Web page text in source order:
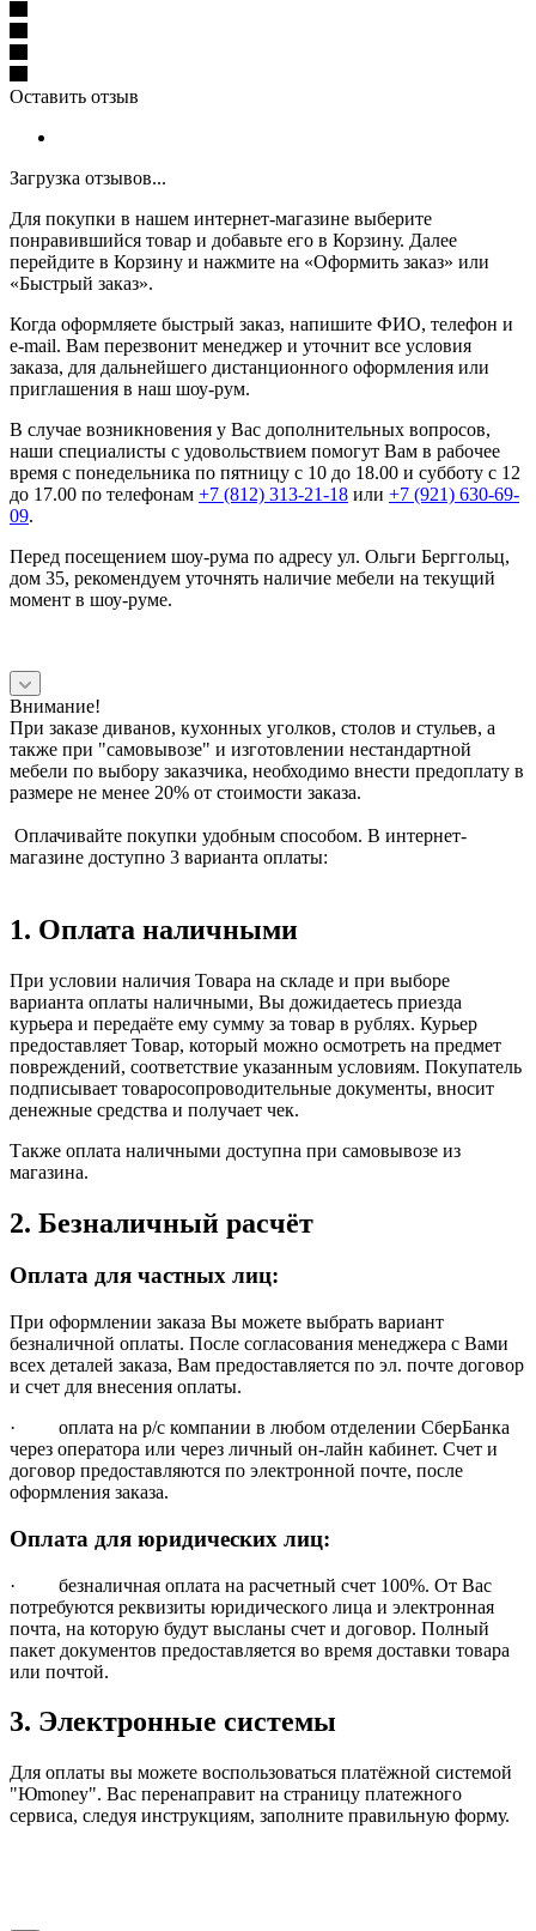
Оставить отзыв
Загрузка отзывов...
Для покупки в нашем интернет-магазине выберите
понравившийся товар и добавьте его в Корзину. Далее
перейдите в Корзину и нажмите на «Оформить заказ» или
«Быстрый заказ».
Когда оформляете быстрый заказ, напишите ФИО, телефон и
e-mail. Вам перезвонит менеджер и уточнит все условия
заказа, для дальнейшего дистанционного оформления или
приглашения в наш шоу-рум.
В случае возникновения у Вас дополнительных вопросов,
наши специалисты с удовольствием помогут Вам в рабочее
время с понедельника по пятницу с 10 до 18.00 и субботу с 12
до 17.00 по телефонам +7 (812) 313-21-18 или +7 (921) 630-69-
09.
Перед посещением шоу-рума по адресу ул. Ольги Берггольц,
дом 35, рекомендуем уточнять наличие мебели на текущий
момент в шоу-руме.
Внимание!
При заказе диванов, кухонных уголков, столов и стульев, а
также при "самовывозе" и изготовлении нестандартной
мебели по выбору заказчика, необходимо внести предоплату в
размере не менее 20% от стоимости заказа.
Оплачивайте покупки удобным способом. В интернет-
магазине доступно 3 варианта оплаты:
1. Оплата наличными
При условии наличия Товара на складе и при выборе
варианта оплаты наличными, Вы дожидаетесь приезда
курьера и передаёте ему сумму за товар в рублях. Курьер
предоставляет Товар, который можно осмотреть на предмет
повреждений, соответствие указанным условиям. Покупатель
подписывает товаросопроводительные документы, вносит
денежные средства и получает чек.
Также оплата наличными доступна при самовывозе из
магазина.
2. Безналичный расчёт
Оплата для частных лиц:
При оформлении заказа Вы можете выбрать вариант
безналичной оплаты. После согласования менеджера с Вами
всех деталей заказа, Вам предоставляется по эл. почте договор
и счет для внесения оплаты.
· оплата на р/с компании в любом отделении СберБанка
через оператора или через личный он-лайн кабинет. Счет и
договор предоставляются по электронной почте, после
оформления заказа.
Оплата для юридических лиц:
· безналичная оплата на расчетный счет 100%. От Вас
потребуются реквизиты юридического лица и электронная
почта, на которую будут высланы счет и договор. Полный
пакет документов предоставляется во время доставки товара
или почтой.
3. Электронные системы
Для оплаты вы можете воспользоваться платёжной системой
"Юmoney". Вас перенаправит на страницу платежного
сервиса, следуя инструкциям, заполните правильную форму.